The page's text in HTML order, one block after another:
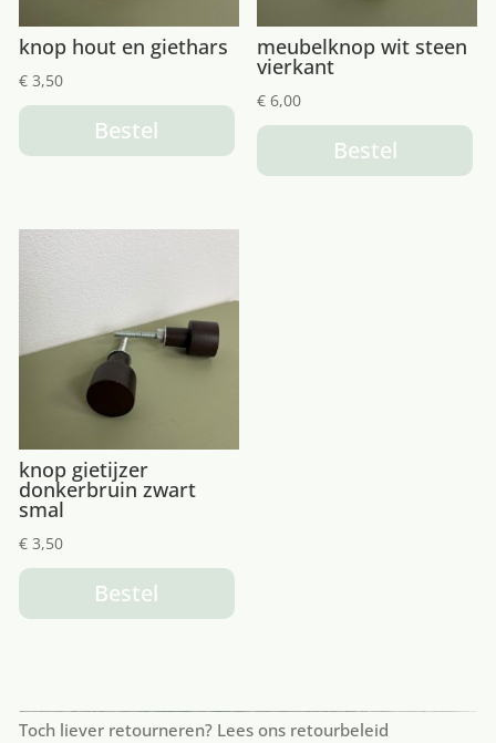
knop hout en giethars
€3,50
Bestel
meubelknop wit steen
vierkant
€ 6,00
Bestel
knop gietijzer
donkerbruin zwart
smal
€3,50
Bestel
Toch liever retourneren? Lees ons retourbeleid